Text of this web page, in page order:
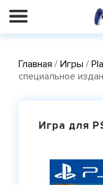
Главная / Игры /
специальное
Игра для